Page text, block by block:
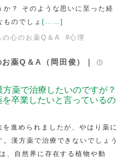
か？ そのような思いに至った経
ものでしょ [……]
の心のお薬Q＆A #心理
お薬Q＆A（岡田俊）｜
方薬で治療したいのですが？
を卒業したいと言っているの
進められましたが、やはり薬に
。漢方薬で治療できないでしょう
、自然界に存在する植物や動